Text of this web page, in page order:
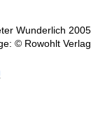
Wunderlich 2005
© Rowohlt Verlag